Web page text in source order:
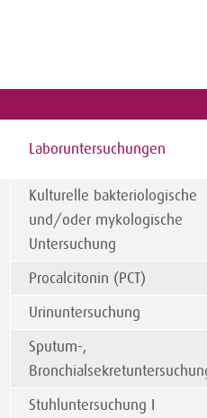
Laboruntersuchungen
Kulturelle bakteriologische
und/oder mykologische
Untersuchung
Procalcitonin (PCT)
Urinuntersuchung
Sputum-,
Stuhluntersuchung I